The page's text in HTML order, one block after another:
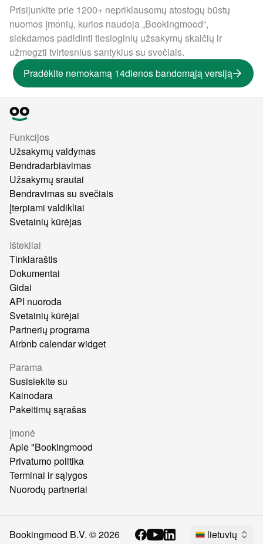
Prisijunkite prie 1200+ nepriklausomų atostogų būstų
nuomos įmonių, kurios naudoja „Bookingmood“,
siekdamos padidinti tiesioginių užsakymų skaičių ir
užmegzti tvirtesnius santykius su svečiais.
Pradėkite nemokamą 14dienos bandomąją versiją
Funkcijos
Užsakymų valdymas
Bendradarbiavimas
Užsakymų srautai
Bendravimas su svečiais
Įterpiami valdikliai
Svetainių kūrėjas
Ištekliai
Tinklaraštis
Dokumentai
Gidai
API nuoroda
Svetainių kūrėjai
Partnerių programa
Airbnb calendar widget
Parama
Susisiekite su
Kainodara
Pakeitimų sąrašas
Įmonė
Apie "Bookingmood
Privatumo politika
Terminai ir sąlygos
Nuorodų partneriai
Bookingmood B.V. ©2026 lietuvių